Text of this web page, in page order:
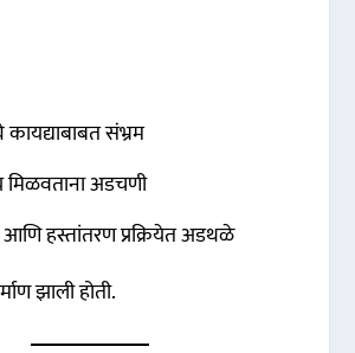
संभ्रम
मिळवताना अडचणी
आणि हस्तांतरण प्रक्रियेत अडथळे
झाली होती.